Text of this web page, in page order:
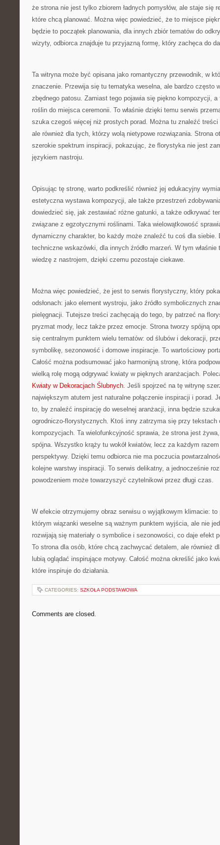
że strona nie jest tylko zbiorem ładnych pomysłów, ale staje się
które chcą planować. Można więc powiedzieć, że to miejsce
będzie to początek planowania, dla innych zbiór tematów do
wizyty, odbiorca znajduje tu przyjazną formę, który zachęca do
Ta witryna może być opisana jako romantyczny przewodnik, w
znaczenie. Przewija się tu tematyka weselna, ale bardzo często
zbędnego patosu. Zamiast tego pojawia się piękno kompozycji,
roślin do miejsca ceremonii. To właśnie dzięki temu serwis
szuka czegoś więcej niż prostych porad. Można tu znaleźć
ale również dla tych, którzy wolą nietypowe rozwiązania. Strona
szerokie spektrum inspiracji, pokazując, że florystyka nie jest
językiem nastroju.
Opisując tę stronę, warto podkreślić również jej edukacyjny
estetyczna wystawa kompozycji, ale także przestrzeń
dowiedzieć się, jak zestawiać różne gatunki, a także odkrywać
związane z egzotycznymi roślinami. Taka wielowątkowość
dynamiczny charakter, bo każdy może znaleźć tu coś dla siebie.
techniczne wskazówki, dla innych źródło marzeń. W tym właśnie
wiedzę z nastrojem, dzięki czemu pozostaje ciekawe.
Można więc powiedzieć, że jest to serwis florystyczny, który
odsłonach: jako element wystroju, jako źródło symbolicznych
pielęgnacji. Tutejsze treści zachęcają do tego, by patrzeć na
pryzmat mody, lecz także przez emocje. Strona tworzy spójną
się centralnym punktem wielu tematów: od ślubów i dekoracji,
symbolikę, sezonowość i domowe inspiracje. To wartościowy
Całość można podsumować jako harmonijną stronę, która
wielką rolę mogą odgrywać kwiaty w pięknych aranżacjach.
Kwiaty w Dekoracjach Ślubnych. Jeśli spojrzeć na tę witrynę
największym atutem jest naturalne połączenie inspiracji i porad.
to, by znaleźć inspirację do weselnej aranżacji, inna będzie
ogrodniczo-florystycznych. Ktoś inny zatrzyma się przy tekstach
kompozycjach. Ta wielofunkcyjność sprawia, że strona jest
spójna. Wszystko krąży tu wokół kwiatów, lecz za każdym
perspektywy. Dzięki temu odbiorca nie ma poczucia
kolejne warstwy inspiracji. To serwis delikatny, a jednocześnie
powodzeniem może towarzyszyć czytelnikowi przez długi czas.
W efekcie otrzymujemy obraz serwisu o wyjątkowym klimacie: to
którym wiązanki weselne są ważnym punktem wyjścia, ale nie
rozwijają się materiały o symbolice i sezonowości, co daje efekt
To strona dla osób, które chcą zachwycać detalem, ale również
lubią oglądać inspirujące motywy. Całość można określić jako
które inspiruje do działania.
CATEGORIES: SZKOŁA PODSTAWOWA
Comments are closed.